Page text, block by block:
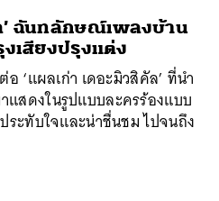
’ ฉันทลักษณ์เพลงบ้าน
เสียงปรุงแต่ง
‘แผลเก่า เดอะมิวสิคัล’ ที่นำ
สดงในรูปแบบละครร้องแบบ
ะทับใจและน่าชื่นชม ไปจนถึง